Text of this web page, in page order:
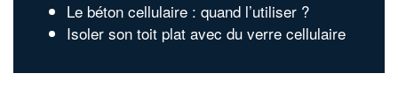
Le béton cellulaire : quand l’utiliser ?
Isoler son toit plat avec du verre cellulaire